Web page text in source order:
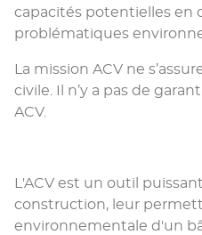
capacités potentielles en
problématiques
La mission ACV ne
civile. Il n’y a pas de
ACV.
L'ACV est un outil
construction, leur
environnementale d'un